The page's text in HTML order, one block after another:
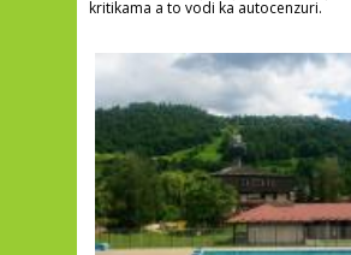
kritikama a to vodi ka autocenzuri.